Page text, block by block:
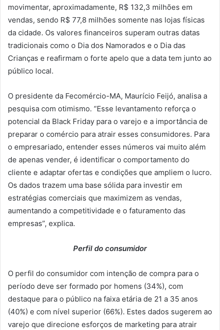
movimentar, aproximadamente, R$ 132,3 milhões em
vendas, sendo R$ 77,8 milhões somente nas lojas físicas
da cidade. Os valores financeiros superam outras datas
tradicionais como o Dia dos Namorados e o Dia das
Crianças e reafirmam o forte apelo que a data tem junto ao
público local.
O presidente da Fecomércio-MA, Maurício Feijó, analisa a
pesquisa com otimismo. “Esse levantamento reforça o
potencial da Black Friday para o varejo e a importância de
preparar o comércio para atrair esses consumidores. Para
o empresariado, entender esses números vai muito além
de apenas vender, é identificar o comportamento do
cliente e adaptar ofertas e condições que ampliem o lucro.
Os dados trazem uma base sólida para investir em
estratégias comerciais que maximizem as vendas,
aumentando a competitividade e o faturamento das
empresas”, explica.
Perfil do consumidor
O perfil do consumidor com intenção de compra para o
período deve ser formado por homens (34%), com
destaque para o público na faixa etária de 21 a 35 anos
(40%) e com nível superior (66%). Estes dados sugerem ao
varejo que direcione esforços de marketing para atrair